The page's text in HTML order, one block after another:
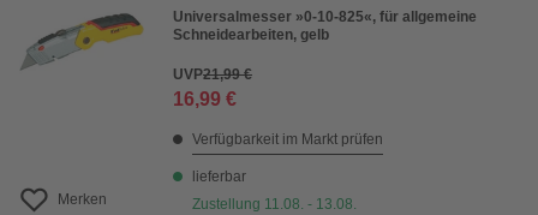
Merken
Universalmesser »0-10-825«, für allgemeine
Schneidearbeiten, gelb
UVP21,99 €
16,99 €
Verfügbarkeit im Markt prüfen
lieferbar
Zustellung 11.08. - 13.08.